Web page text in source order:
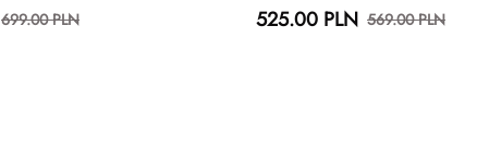
699.00 PLN 525.00 PLN 569.00 PLN